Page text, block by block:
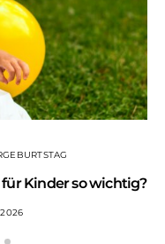
Kinder so wichtig?